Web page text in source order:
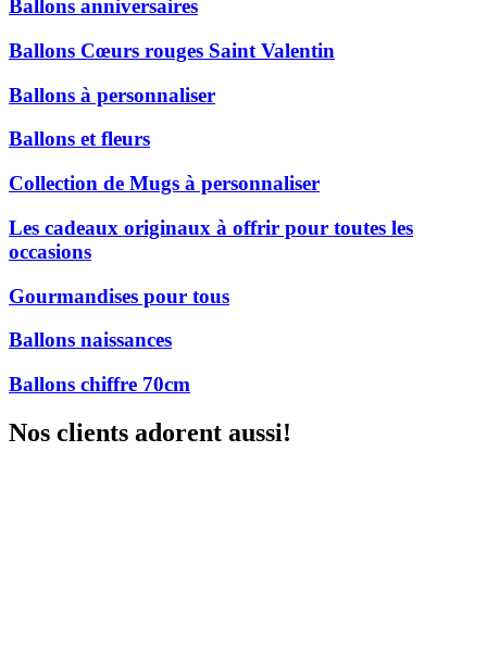
Ballons anniversaires
Ballons Cœurs rouges Saint Valentin
Ballons à personnaliser
Ballons et fleurs
Collection de Mugs à personnaliser
Les cadeaux originaux à offrir pour toutes les
occasions
Gourmandises pour tous
Ballons naissances
Ballons chiffre 70cm
Nos clients adorent aussi!